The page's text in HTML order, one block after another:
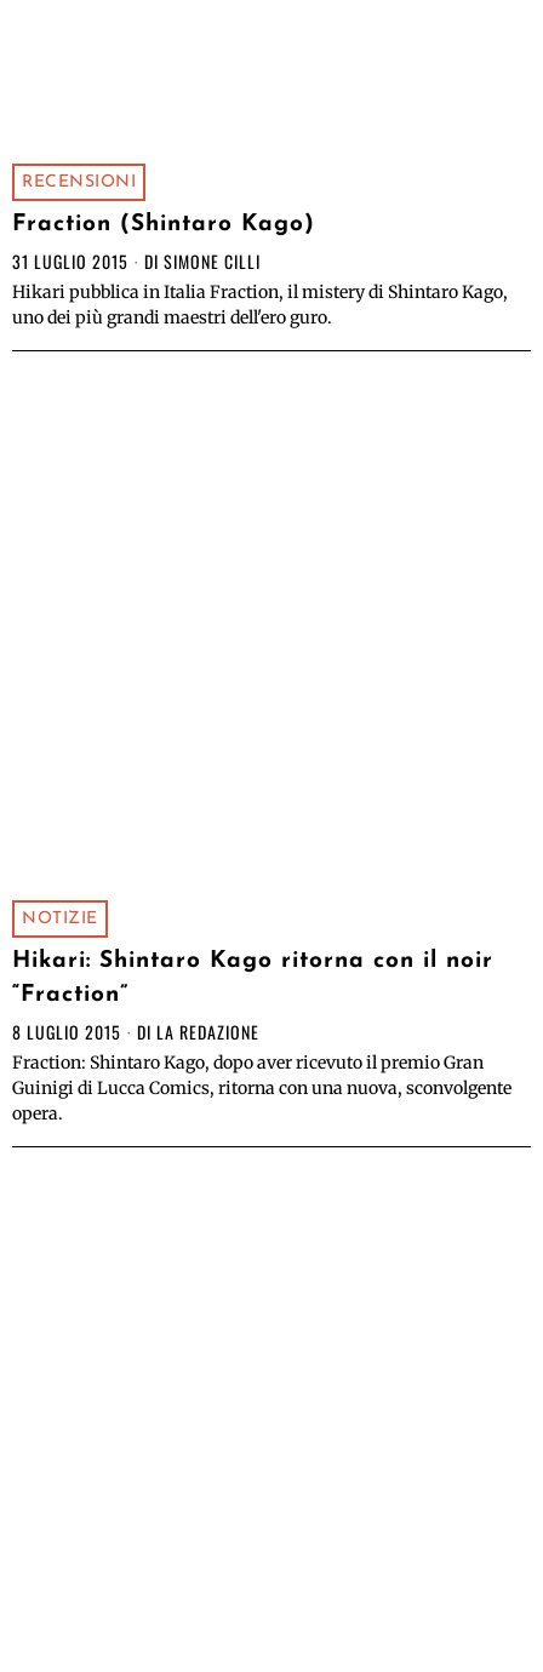
RECENSIONI
Fraction (Shintaro Kago)
31 LUGLIO 2015 DI SIMONE CILLI
Hikari pubblica in Italia Fraction, il mistery di Shintaro Kago,
uno dei più grandi maestri dell'ero guro.
NOTIZIE
Hikari: Shintaro Kago ritorna con il noir
“Fraction”
8 LUGLIO 2015 DI LA REDAZIONE
Fraction: Shintaro Kago, dopo aver ricevuto il premio Gran
Guinigi di Lucca Comics, ritorna con una nuova, sconvolgente
opera.